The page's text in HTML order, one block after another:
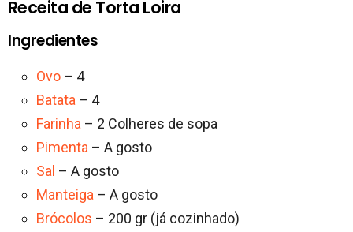
Receita de Torta Loira
Ingredientes
Ovo – 4
Batata – 4
Farinha – 2 Colheres de sopa
Pimenta – A gosto
Sal – A gosto
Manteiga – A gosto
Brócolos – 200 gr (já cozinhado)